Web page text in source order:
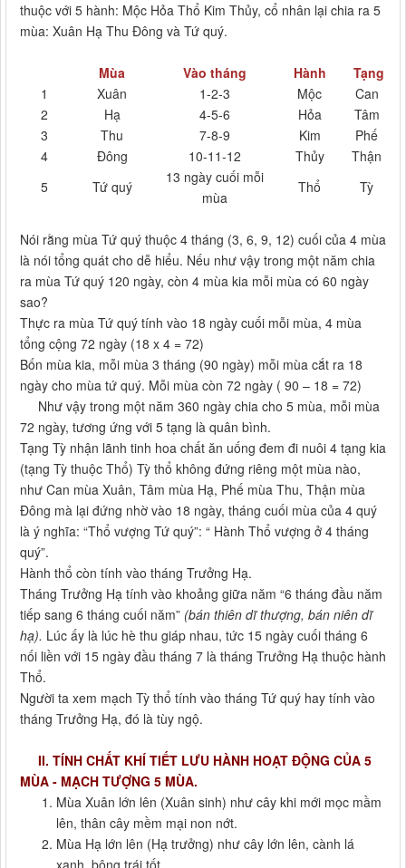
thuộc với 5 hành: Mộc Hỏa Thổ Kim Thủy, cổ nhân lại chia ra 5
mùa: Xuân Hạ Thu Đông và Tứ quý.
Mùa Vào tháng Hành
Tạng
1
Xuân 1-2-3 Mộc
Can
2
Hạ 4-5-6 Hỏa
Tâm
3
Thu 7-8-9 Kim
Phế
4
Đông 10-11-12 Thủy
Thận
5
Tứ quý
13 ngày cuối mỗi
mùa
Thổ Tỳ
Nói rằng mùa Tứ quý thuộc 4 tháng (3, 6, 9, 12) cuối của 4 mùa
là nói tổng quát cho dễ hiểu. Nếu như vậy trong một năm chia
ra mùa Tứ quý 120 ngày, còn 4 mùa kia mỗi mùa có 60 ngày
sao?
Thực ra mùa Tứ quý tính vào 18 ngày cuối mỗi mùa, 4 mùa
tổng cộng 72 ngày (18 x 4 = 72)
Bốn mùa kia, mỗi mùa 3 tháng (90 ngày) mỗi mùa cắt ra 18
ngày cho mùa tứ quý. Mỗi mùa còn 72 ngày ( 90 – 18 = 72)
Như vậy trong một năm 360 ngày chia cho 5 mùa, mỗi mùa
72 ngày, tương ứng với 5 tạng là quân bình.
Tạng Tỳ nhận lãnh tinh hoa chất ăn uống đem đi nuôi 4 tạng kia
(tạng Tỳ thuộc Thổ) Tỳ thổ không đứng riêng một mùa nào,
như Can mùa Xuân, Tâm mùa Hạ, Phế mùa Thu, Thận mùa
Đông mà lại đứng nhờ vào 18 ngày, tháng cuối mùa của 4 quý
là ý nghĩa: “Thổ vượng Tứ quý”: “ Hành Thổ vượng ở 4 tháng
quý”.
Hành thổ còn tính vào tháng Trưởng Hạ.
Tháng Trưởng Hạ tính vào khoảng giữa năm “6 tháng đầu năm
tiếp sang 6 tháng cuối năm” (bán thiên dĩ thượng, bán niên dĩ
hạ). Lúc ấy là lúc hè thu giáp nhau, tức 15 ngày cuối tháng 6
nối liền với 15 ngày đầu tháng 7 là tháng Trưởng Hạ thuộc hành
Thổ.
Người ta xem mạch Tỳ thổ tính vào tháng Tứ quý hay tính vào
tháng Trưởng Hạ, đó là tùy ngộ.
II. TÍNH CHẤT KHÍ TIẾT LƯU HÀNH HOẠT ĐỘNG CỦA 5
MÙA - MẠCH TƯỢNG 5 MÙA.
Mùa Xuân lớn lên (Xuân sinh) như cây khi mới mọc mầm
lên, thân cây mềm mại non nớt.
Mùa Hạ lớn lên (Hạ trưởng) như cây lớn lên, cành lá